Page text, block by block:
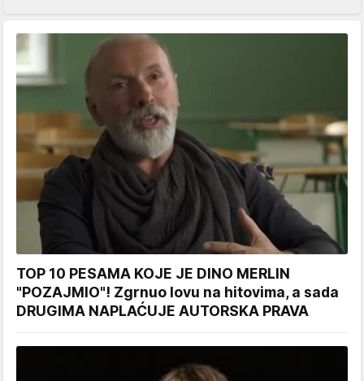
TOP 10 PESAMA KOJE JE DINO MERLIN
"POZAJMIO"! Zgrnuo lovu na hitovima, a sada
DRUGIMA NAPLAĆUJE AUTORSKA PRAVA